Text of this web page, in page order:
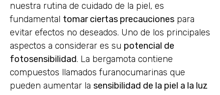
nuestra rutina de cuidado de la piel, es
fundamental tomar ciertas precauciones para
evitar efectos no deseados. Uno de los principales
aspectos a considerar es su potencial de
fotosensibilidad. La bergamota contiene
compuestos llamados furanocumarinas que
pueden aumentar la sensibilidad de la piel a la luz